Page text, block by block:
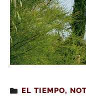
Estás
EL TIEMPO,